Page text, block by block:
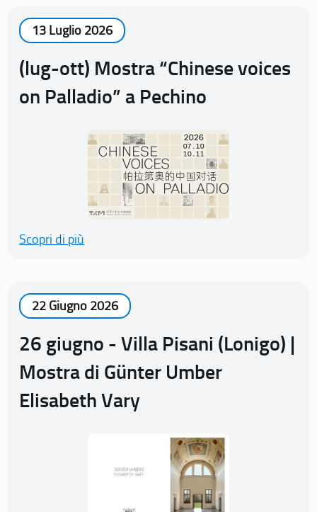
13 Luglio 2026
(lug-ott) Mostra “Chinese voices
on Palladio” a Pechino
Scopri di più
22 Giugno 2026
26 giugno - Villa Pisani (Lonigo) |
Mostra di Günter Umber
Elisabeth Vary